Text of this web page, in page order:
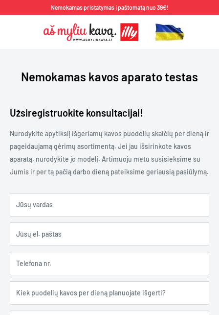
Nemokamas pristatymas į paštomatą nuo 39€!
Aš
Nemokamas kavos aparato testas
Užsiregistruokite konsultacijai!
Nurodykite apytikslį išgeriamų kavos puodelių skaičių per dieną ir
pageidaujamą gėrimų asortimentą. Jei jau išsirinkote kavos
aparatą, nurodykite jo modelį. Artimuoju metu susisieksime su
Jumis ir per tą pačią darbo dieną pateiksime geriausią pasiūlymą.
Jūsų vardas
Jūsų el. paštas
Telefona nr.
Kiek puodelių kavos per dieną planuojate išgerti?